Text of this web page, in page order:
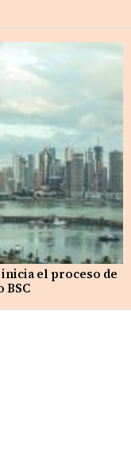
el proceso de
BSC